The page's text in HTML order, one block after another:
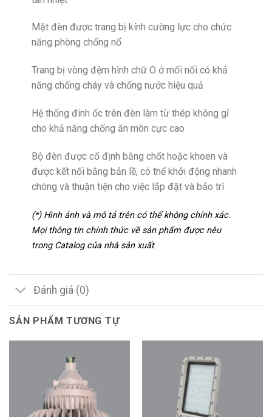
Mặt đèn được trang bị kính cường lực cho chức
năng phòng chống nổ
Trang bị vòng đệm hình chữ O ở mối nối có khả
năng chống cháy và chống nước hiệu quả
Hệ thống đinh ốc trên đèn làm từ thép không gỉ
cho khả năng chống ăn mòn cực cao
Bộ đèn được cố định bằng chốt hoặc khoen và
được kết nối bằng bản lề, có thể khởi động nhanh
chóng và thuận tiện cho việc lắp đặt và bảo trì
(*) Hình ảnh và mô tả trên có thể không chính xác.
Mọi thông tin chính thức về sản phẩm được nêu
trong Catalog của nhà sản xuất
Đánh giá (0)
SẢN PHẨM TƯƠNG TỰ